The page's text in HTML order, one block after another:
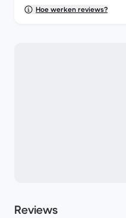
Algemene prestaties
Hoe werken reviews?
Reviews